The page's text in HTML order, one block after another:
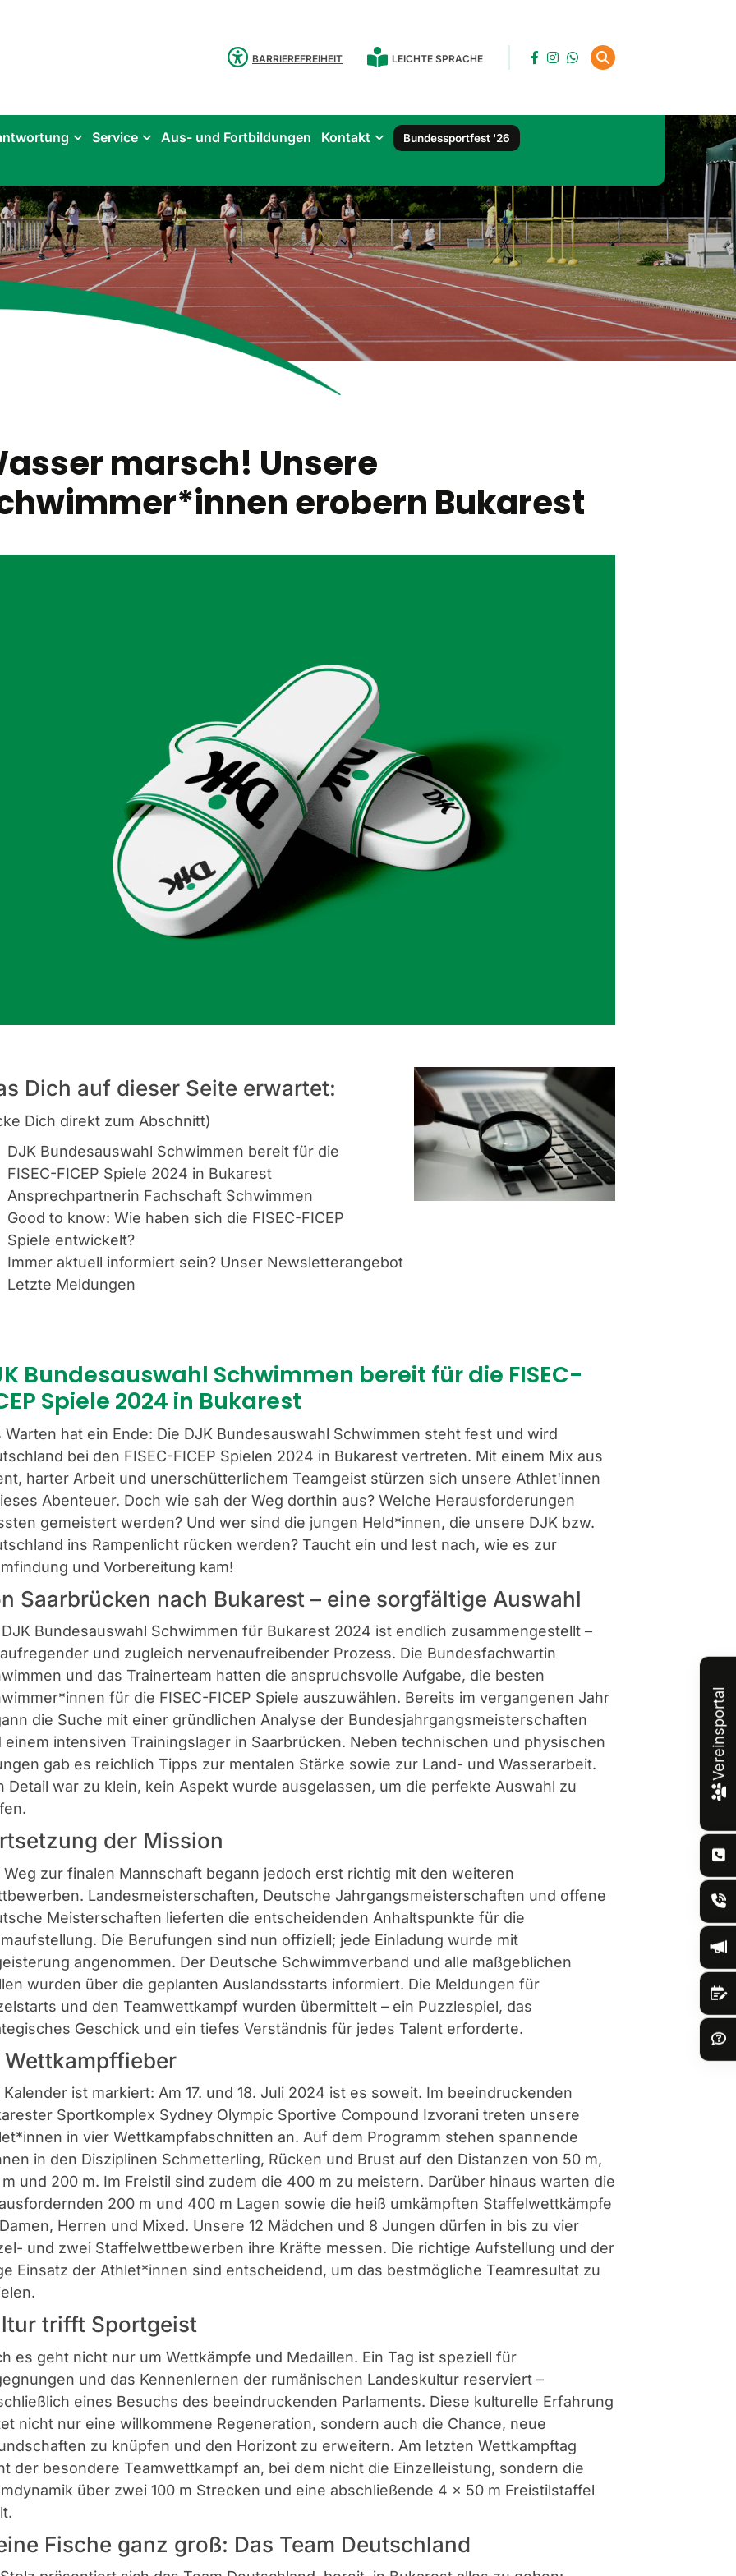
BARRIEREFREIHEIT LEICHTE SPRACHE
Service Aus- und Fortbildungen Kontakt Bundessportfest '26
marsch! Unsere
erobern Bukarest
Dich auf dieser Seite erwartet:
Dich direkt zum Abschnitt)
DJK Bundesauswahl Schwimmen bereit für die
FISEC-FICEP Spiele 2024 in Bukarest
Ansprechpartnerin Fachschaft Schwimmen
Good to know: Wie haben sich die FISEC-FICEP
Spiele entwickelt?
Immer aktuell informiert sein? Unser Newsletterangebot
Letzte Meldungen
Bundesauswahl Schwimmen bereit für die FISEC-
Spiele 2024 in Bukarest
Warten hat ein Ende: Die DJK Bundesauswahl Schwimmen steht fest und wird
bei den FISEC-FICEP Spielen 2024 in Bukarest vertreten. Mit einem Mix aus
harter Arbeit und unerschütterlichem Teamgeist stürzen sich unsere Athlet'innen
Abenteuer. Doch wie sah der Weg dorthin aus? Welche Herausforderungen
gemeistert werden? Und wer sind die jungen Held*innen, die unsere DJK bzw.
ins Rampenlicht rücken werden? Taucht ein und lest nach, wie es zur
und Vorbereitung kam!
Saarbrücken nach Bukarest – eine sorgfältige Auswahl
Bundesauswahl Schwimmen für Bukarest 2024 ist endlich zusammengestellt –
und zugleich nervenaufreibender Prozess. Die Bundesfachwartin
und das Trainerteam hatten die anspruchsvolle Aufgabe, die besten
für die FISEC-FICEP Spiele auszuwählen. Bereits im vergangenen Jahr
die Suche mit einer gründlichen Analyse der Bundesjahrgangsmeisterschaften
einem intensiven Trainingslager in Saarbrücken. Neben technischen und physischen
gab es reichlich Tipps zur mentalen Stärke sowie zur Land- und Wasserarbeit.
Detail war zu klein, kein Aspekt wurde ausgelassen, um die perfekte Auswahl zu
der Mission
Weg zur finalen Mannschaft begann jedoch erst richtig mit den weiteren
Landesmeisterschaften, Deutsche Jahrgangsmeisterschaften und offene
Meisterschaften lieferten die entscheidenden Anhaltspunkte für die
Die Berufungen sind nun offiziell; jede Einladung wurde mit
angenommen. Der Deutsche Schwimmverband und alle maßgeblichen
wurden über die geplanten Auslandsstarts informiert. Die Meldungen für
und den Teamwettkampf wurden übermittelt – ein Puzzlespiel, das
Geschick und ein tiefes Verständnis für jedes Talent erforderte.
Wettkampffieber
Kalender ist markiert: Am 17. und 18. Juli 2024 ist es soweit. Im beeindruckenden
Sportkomplex Sydney Olympic Sportive Compound Izvorani treten unsere
in vier Wettkampfabschnitten an. Auf dem Programm stehen spannende
in den Disziplinen Schmetterling, Rücken und Brust auf den Distanzen von 50 m,
m und 200 m. Im Freistil sind zudem die 400 m zu meistern. Darüber hinaus warten die
200 m und 400 m Lagen sowie die heiß umkämpften Staffelwettkämpfe
Herren und Mixed. Unsere 12 Mädchen und 8 Jungen dürfen in bis zu vier
und zwei Staffelwettbewerben ihre Kräfte messen. Die richtige Aufstellung und der
Einsatz der Athlet*innen sind entscheidend, um das bestmögliche Teamresultat zu
trifft Sportgeist
es geht nicht nur um Wettkämpfe und Medaillen. Ein Tag ist speziell für
und das Kennenlernen der rumänischen Landeskultur reserviert –
eines Besuchs des beeindruckenden Parlaments. Diese kulturelle Erfahrung
nicht nur eine willkommene Regeneration, sondern auch die Chance, neue
zu knüpfen und den Horizont zu erweitern. Am letzten Wettkampftag
der besondere Teamwettkampf an, bei dem nicht die Einzelleistung, sondern die
über zwei 100 m Strecken und eine abschließende 4 x 50 m Freistilstaffel
Fische ganz groß: Das Team Deutschland
Vereinsportal